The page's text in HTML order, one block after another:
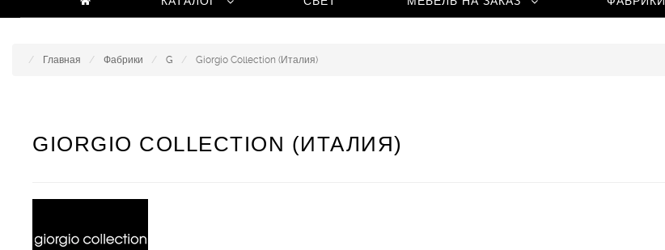
Главная Фабрики G Giorgio Collection (Италия)
GIORGIO COLLECTION (ИТАЛИЯ)